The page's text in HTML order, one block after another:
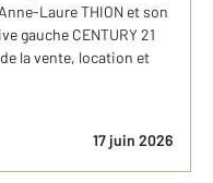
Laure THION et son
gauche CENTURY 21
la vente, location et
17 juin 2026